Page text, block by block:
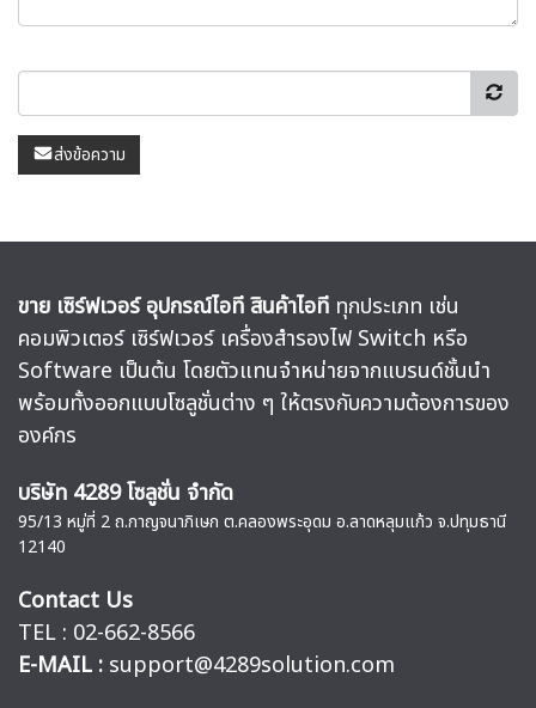
ส่งข้อความ
ขาย เซิร์ฟเวอร์ อุปกรณ์ไอที สินค้าไอที ทุกประเภท เช่น
คอมพิวเตอร์ เซิร์ฟเวอร์ เครื่องสำรองไฟ Switch หรือ
Software เป็นต้น โดยตัวแทนจำหน่ายจากแบรนด์ชั้นนำ
พร้อมทั้งออกแบบโซลูชั่นต่าง ๆ ให้ตรงกับความต้องการของ
องค์กร
บริษัท 4289 โซลูชั่น จำกัด
95/13 หมู่ที่ 2 ถ.กาญจนาภิเษก ต.คลองพระอุดม อ.ลาดหลุมแก้ว จ.ปทุมธานี
12140
Contact Us
TEL : 02-662-8566
E-MAIL : support@4289solution.com